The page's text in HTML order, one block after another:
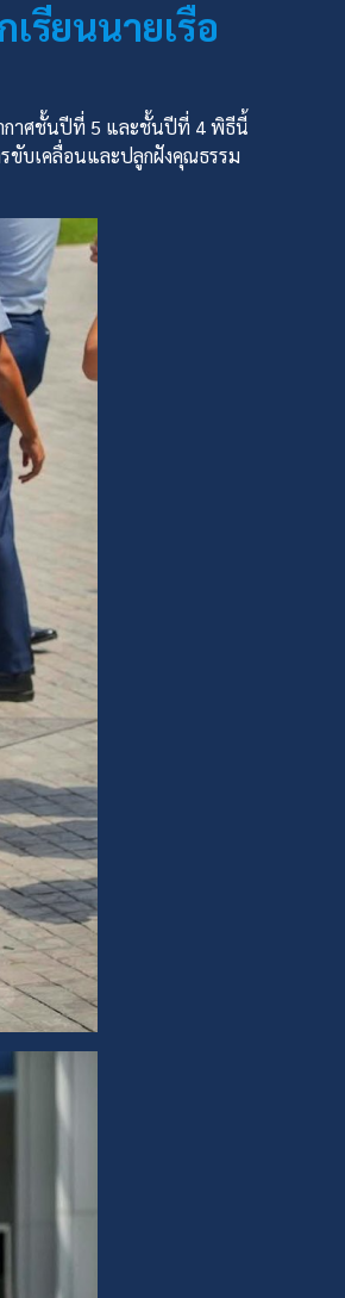
รียนนายเรือ
กาศชั้นปีที่ 5 และชั้นปีที่ 4 พิธีนี้
ขับเคลื่อนและปลูกฝังคุณธรรม